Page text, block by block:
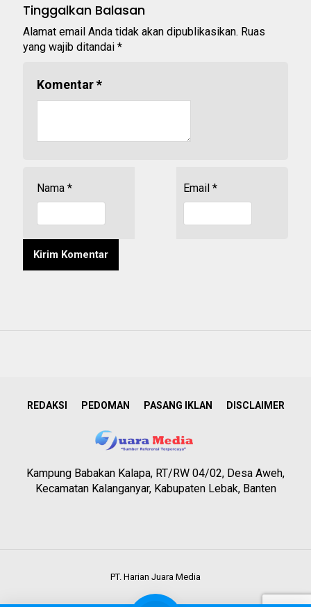
Tinggalkan Balasan
Alamat email Anda tidak akan dipublikasikan. Ruas
yang wajib ditandai *
Komentar*
Nama * Email *
REDAKSI PEDOMAN PASANG IKLAN DISCLAIMER
Kampung Babakan Kalapa, RT/RW 04/02, Desa Aweh,
Kecamatan Kalanganyar, Kabupaten Lebak, Banten
PT. Harian Juara Media